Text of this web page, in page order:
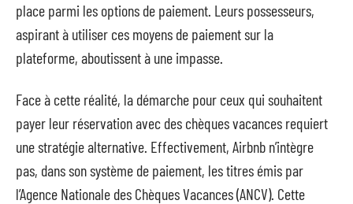
place parmi les options de paiement. Leurs possesseurs,
aspirant à utiliser ces moyens de paiement sur la
plateforme, aboutissent à une impasse.
Face à cette réalité, la démarche pour ceux qui souhaitent
payer leur réservation avec des chèques vacances requiert
une stratégie alternative. Effectivement, Airbnb n’intègre
pas, dans son système de paiement, les titres émis par
l’Agence Nationale des Chèques Vacances (ANCV). Cette